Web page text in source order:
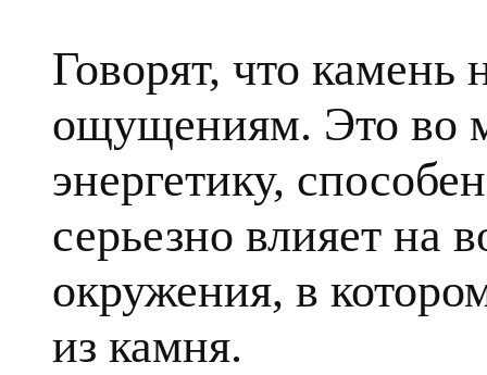
Говорят, что
ощущениям. Это во
энергетику,
серьезно влияет на
окружения, в
из камня.